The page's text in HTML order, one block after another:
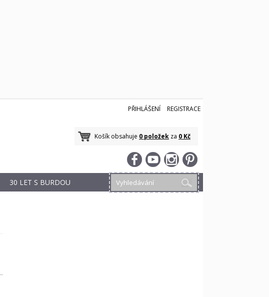
PŘIHLÁŠENÍ REGISTRACE
Košík obsahuje 0 položek za 0 Kč
30 LET S BURDOU